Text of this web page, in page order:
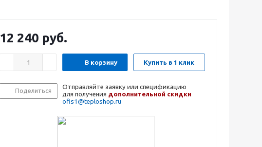
12 240 руб.
В корзину Купить в 1 клик
Поделиться
Отправляйте заявку или спецификацию
для получения дополнительной скидки
ofis1@teploshop.ru